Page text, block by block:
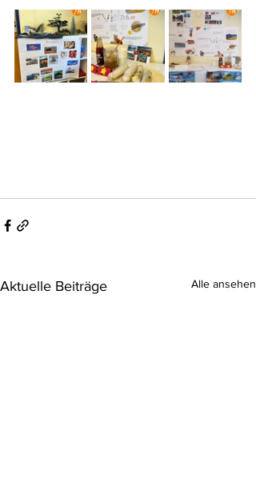
Aktuelle Beiträge Alle ansehen